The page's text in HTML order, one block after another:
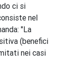
ci si
nel
"La
(benefici
nei casi